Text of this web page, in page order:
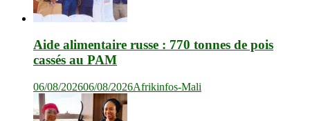
Aide alimentaire russe : 770 tonnes de pois
cassés au PAM
06/08/202606/08/2026Afrikinfos-Mali